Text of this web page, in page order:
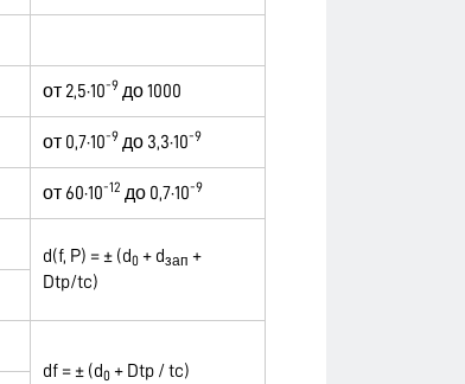
от 2,5·10-9 до 1000
от 0,7·10-9 до 3,3·10-9
от 60·10-12 до 0,7·10-9
d(f, P) = ± (d0 + dзап +
Dtp/tc)
df = ± (d0 + Dtp / tc)